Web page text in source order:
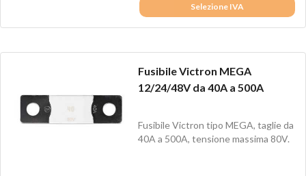
Selezione IVA
Fusibile Victron MEGA
12/24/48V da 40A a 500A
Fusibile Victron tipo MEGA, taglie da
40A a 500A, tensione massima 80V.